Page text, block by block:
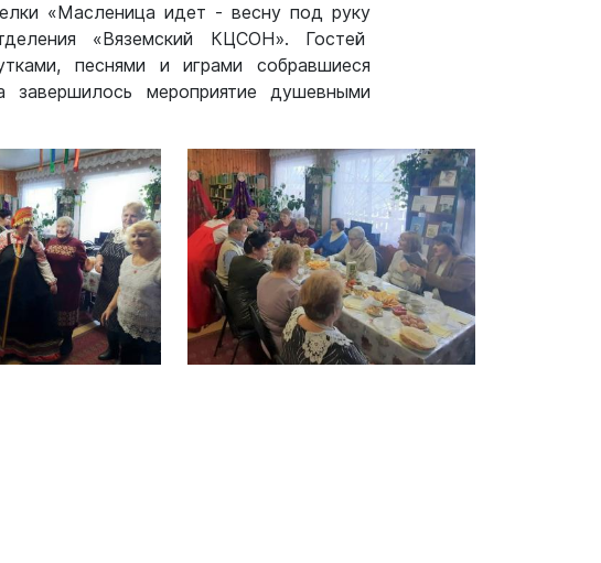
«Масленица идет - весну под руку
«Вяземский КЦСОН». Гостей
песнями и играми собравшиеся
мероприятие душевными